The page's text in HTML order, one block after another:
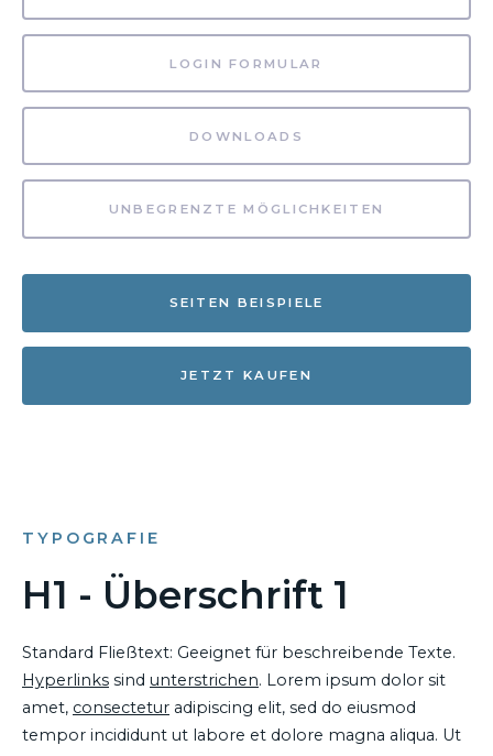
LOGIN FORMULAR
DOWNLOADS
UNBEGRENZTE MÖGLICHKEITEN
SEITEN BEISPIELE
JETZT KAUFEN
TYPOGRAFIE
H1 - Überschrift 1
Standard Fließtext: Geeignet für beschreibende Texte.
Hyperlinks sind unterstrichen. Lorem ipsum dolor sit
amet, consectetur adipiscing elit, sed do eiusmod
tempor incididunt ut labore et dolore magna aliqua. Ut